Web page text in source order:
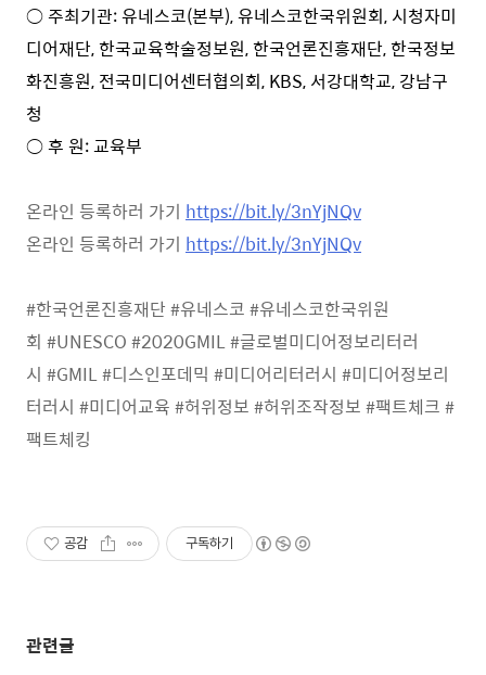
○ 주최기관: 유네스코(본부), 유네스코한국위원회, 시청자미
디어재단, 한국교육학술정보원, 한국언론진흥재단, 한국정보
화진흥원, 전국미디어센터협의회, KBS, 서강대학교, 강남구
청
○ 후 원: 교육부
온라인 등록하러 가기 https://bit.ly/3nYjNQv
온라인 등록하러 가기 https://bit.ly/3nYjNQv
#한국언론진흥재단 #유네스코 #유네스코한국위원
회 #UNESCO #2020GMIL #글로벌미디어정보리터러
시 #GMIL #디스인포데믹 #미디어리터러시 #미디어정보리
터러시 #미디어교육 #허위정보 #허위조작정보 #팩트체크 #
팩트체킹
공감 구독하기
관련글